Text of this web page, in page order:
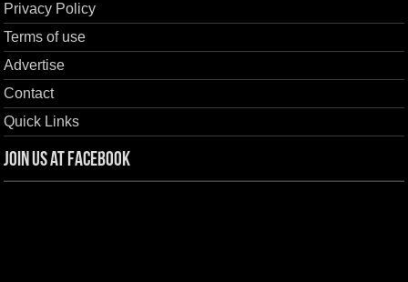
Privacy Policy
Terms of use
Advertise
Contact
Quick Links
Join us at Facebook